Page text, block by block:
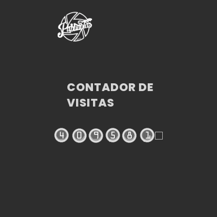
CONTADOR DE
VISITAS